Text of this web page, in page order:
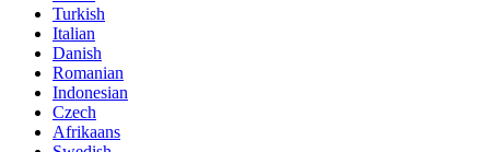
Turkish
Italian
Danish
Romanian
Indonesian
Czech
Afrikaans